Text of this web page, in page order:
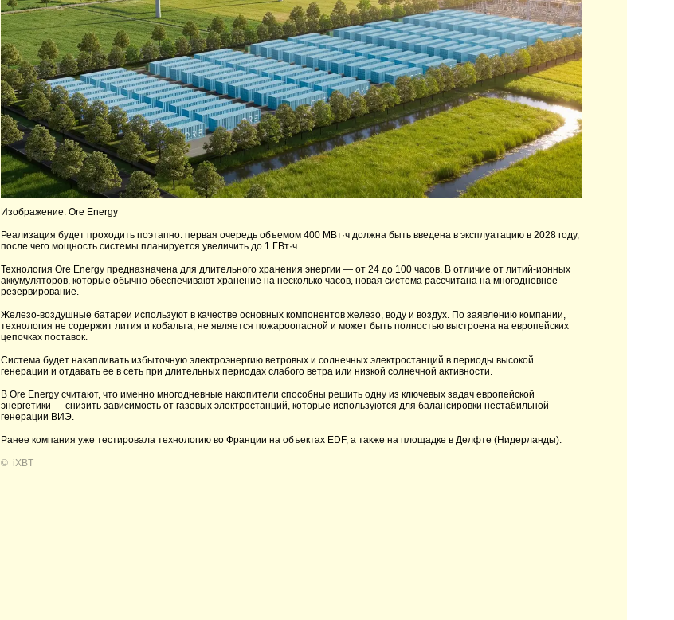
Изображение: Ore Energy
Реализация будет проходить поэтапно: первая очередь объемом 400 МВт·ч должна быть введена в эксплуатацию в 2028 году,
после чего мощность системы планируется увеличить до 1 ГВт·ч.
Технология Ore Energy предназначена для длительного хранения энергии — от 24 до 100 часов. В отличие от литий-ионных
аккумуляторов, которые обычно обеспечивают хранение на несколько часов, новая система рассчитана на многодневное
резервирование.
Железо-воздушные батареи используют в качестве основных компонентов железо, воду и воздух. По заявлению компании,
технология не содержит лития и кобальта, не является пожароопасной и может быть полностью выстроена на европейских
цепочках поставок.
Система будет накапливать избыточную электроэнергию ветровых и солнечных электростанций в периоды высокой
генерации и отдавать ее в сеть при длительных периодах слабого ветра или низкой солнечной активности.
В Ore Energy считают, что именно многодневные накопители способны решить одну из ключевых задач европейской
энергетики — снизить зависимость от газовых электростанций, которые используются для балансировки нестабильной
генерации ВИЭ.
Ранее компания уже тестировала технологию во Франции на объектах EDF, а также на площадке в Делфте (Нидерланды).
© iXBT